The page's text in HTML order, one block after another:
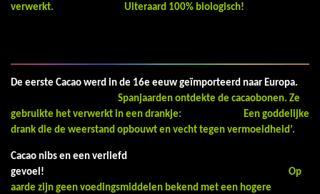
verwerkt. Uiteraard 100% biologisch!
De eerste Cacao werd in de 16e eeuw geïmporteerd naar Europa.
Spanjaarden ontdekte de cacaobonen. Ze
gebruikte het verwerkt in een drankje: Een goddelijke
drank die de weerstand opbouwt en vecht tegen vermoeidheid’.
Cacao nibs en een verliefd
gevoel!
Op
aarde zijn geen voedingsmiddelen bekend met een hogere